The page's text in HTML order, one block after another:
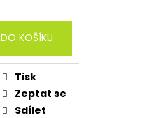
DO KOŠÍKU
Tisk
Zeptat se
Sdílet